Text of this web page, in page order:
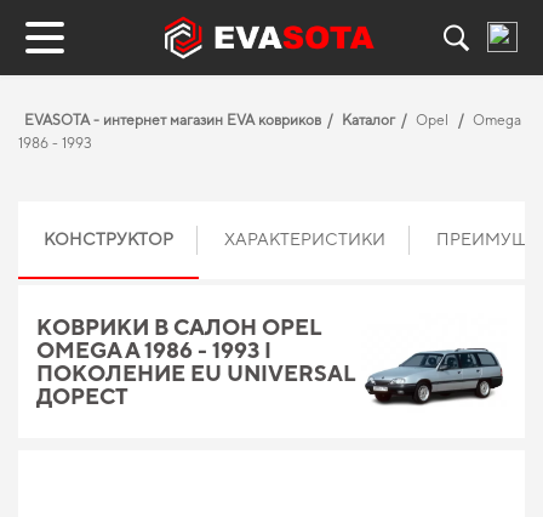
EVASOTA - интернет магазин EVA ковриков Каталог Opel
Omega
1986 - 1993
КОНСТРУКТОР ХАРАКТЕРИСТИКИ
КОВРИКИ В САЛОН OPEL
OMEGA A 1986 - 1993 I
ПОКОЛЕНИЕ EU UNIVERSAL
ДОРЕСТ